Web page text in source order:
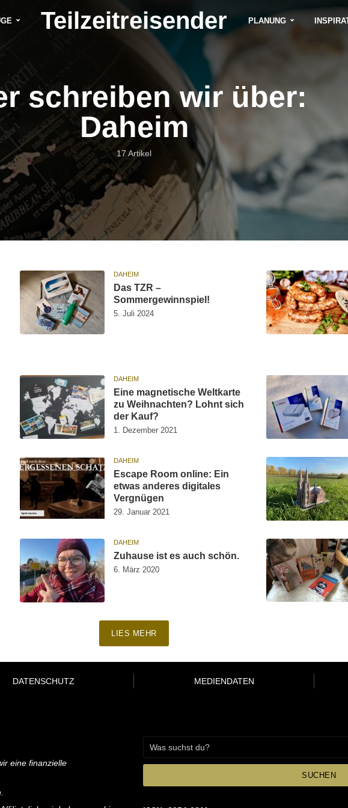
Teilzeitreisender PLANUNG
schreiben wir über:
Daheim
17 Artikel
DAHEIM
Das TZR –
Sommergewinnspiel!
5. Juli 2024
DAHEIM
Eine magnetische Weltkarte
zu Weihnachten? Lohnt sich
der Kauf?
1. Dezember 2021
DAHEIM
Escape Room online: Ein
etwas anderes digitales
Vergnügen
29. Januar 2021
DAHEIM
Zuhause ist es auch schön.
6. März 2020
LIES MEHR
DATENSCHUTZ MEDIENDATEN
eine finanzielle
SUCHEN